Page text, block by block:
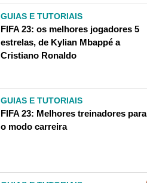
GUIAS E TUTORIAIS
FIFA 23: os melhores jogadores 5
estrelas, de Kylian Mbappé a
Cristiano Ronaldo
GUIAS E TUTORIAIS
FIFA 23: Melhores treinadores para
o modo carreira